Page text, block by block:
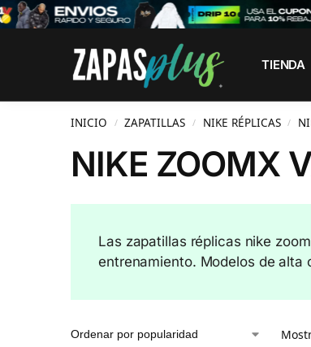
TIENDA
Search
INICIO / ZAPATILLAS / NIKE RÉPLICAS /
NIKE ZOOMX
Las zapatillas réplicas nike
entrenamiento. Modelos de